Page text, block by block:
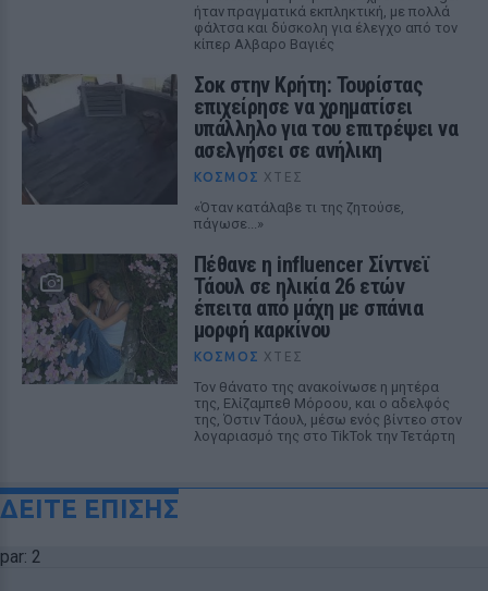
ήταν πραγματικά εκπληκτική, με πολλά
φάλτσα και δύσκολη για έλεγχο από τον
κίπερ Αλβαρο Βαγιές
Σοκ στην Κρήτη: Τουρίστας
επιχείρησε να χρηματίσει
υπάλληλο για του επιτρέψει να
ασελγήσει σε ανήλικη
ΚΌΣΜΟΣ ΧΤΕΣ
«Όταν κατάλαβε τι της ζητούσε,
πάγωσε...»
Πέθανε η influencer Σίντνεϊ
Τάουλ σε ηλικία 26 ετών
έπειτα από μάχη με σπάνια
μορφή καρκίνου
ΚΌΣΜΟΣ ΧΤΕΣ
Τον θάνατο της ανακοίνωσε η μητέρα
της, Ελίζαμπεθ Μόροου, και ο αδελφός
της, Όστιν Τάουλ, μέσω ενός βίντεο στον
λογαριασμό της στο TikTok την Τετάρτη
ΔΕΙΤΕ ΕΠΙΣΗΣ
par: 2